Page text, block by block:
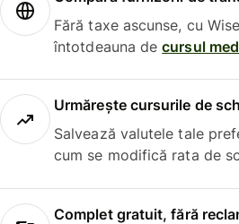
Fără taxe ascunse, cu
întotdeauna decursul
Urmărește cursurile de
Salvează valutele tale
cum se modifică rata de
Complet gratuit, fără